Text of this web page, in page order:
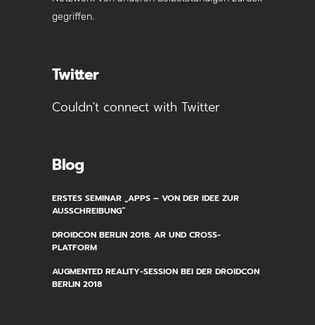
gegriffen.
Twitter
Couldn't connect with Twitter
Blog
ERSTES SEMINAR „APPS – VON DER IDEE ZUR
AUSSCHREIBUNG“
DROIDCON BERLIN 2018: AR UND CROSS-
PLATFORM
AUGMENTED REALITY-SESSION BEI DER DROIDCON
BERLIN 2018